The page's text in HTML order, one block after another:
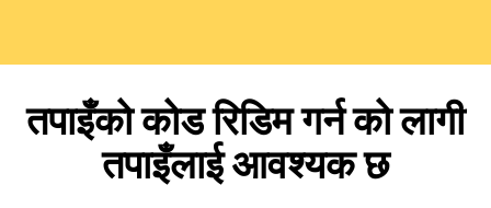
तपाइँको कोड रिडिम गर्न को लागी
तपाइँलाई आवश्यक छ